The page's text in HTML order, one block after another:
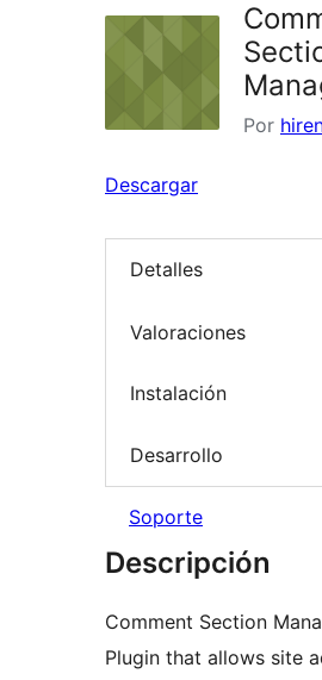
Por
Descargar
Detalles
Valoraciones
Instalación
Desarrollo
Soporte
Descripción
Comment Section
Plugin that allows site